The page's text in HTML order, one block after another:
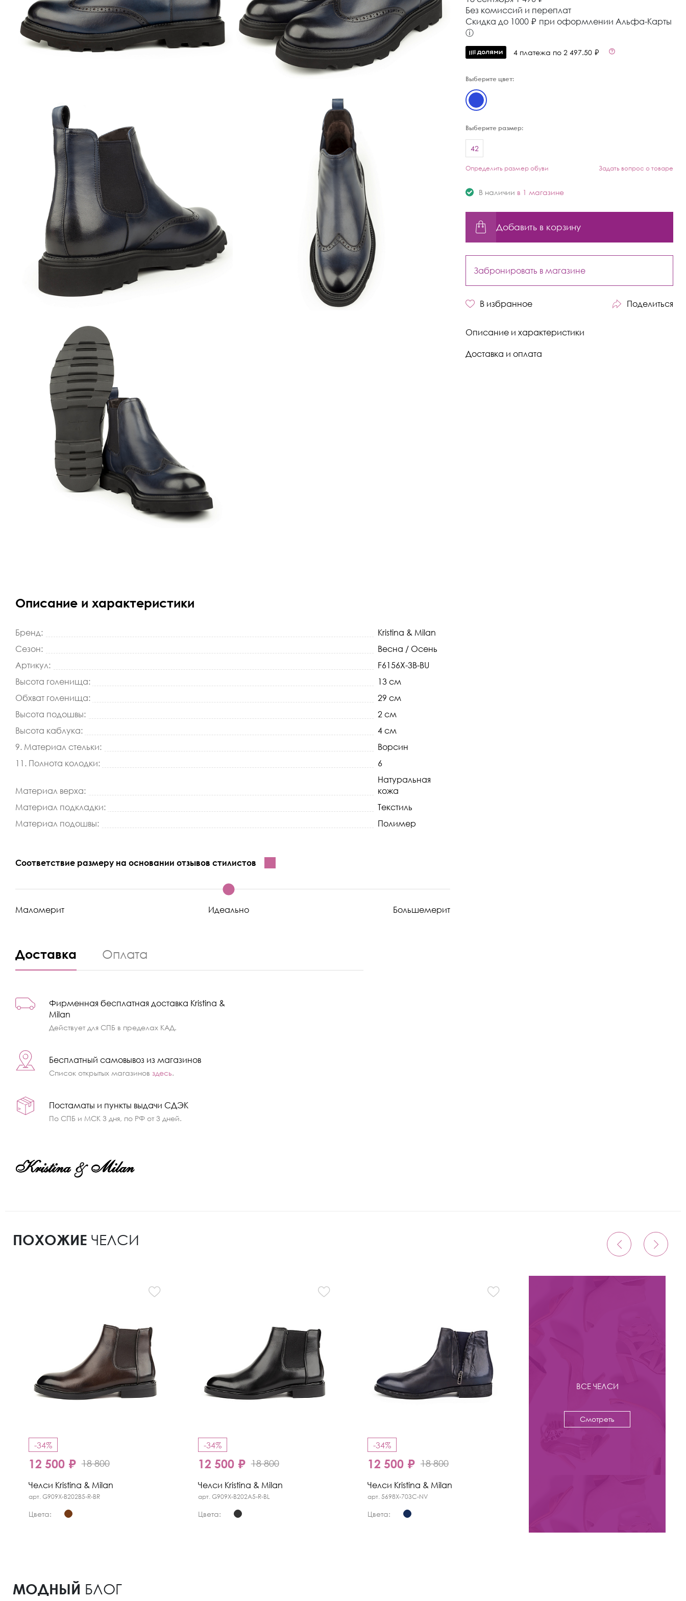
Полуботинки
Ботильоны
Кроссовки
Мюли
Полусапоги
Без комиссий и переплат
Cкидка до 1000 ₽ при оформлении Альфа-Карты
ⓘ
4 платежа по 2 497.50 ₽
Выберите цвет:
Выберите размер:
42
Определить размер обуви Задать вопрос о товаре
В наличии в 1 магазине
Добавить в корзину
Забронировать в магазине
В избранное Поделиться
Описание и характеристики
Доставка и оплата
Описание и характеристики
Бренд:
Kristina & Milan
Сезон:
Весна / Осень
Артикул:
F6156X-3B-BU
Высота голенища:
13 см
Обхват голенища:
29 см
Высота подошвы:
2 см
Высота каблука:
4 см
9. Материал стельки:
Ворсин
11. Полнота колодки:
6
Материал верха:
Натуральная
кожа
Материал подкладки:
Текстиль
Материал подошвы:
Полимер
Соответствие размеру на основании отзывов стилистов
Маломерит Идеально Большемерит
Доставка Оплата
Фирменная бесплатная доставка Kristina &
Milan
Действует для СПБ в пределах КАД.
Бесплатный самовывоз из магазинов
Список открытых магазиновздесь.
Постаматы и пункты выдачи СДЭК
По СПБ и МСК 3 дня, по РФ от 3 дней.
ПОХОЖИЕ ЧЕЛСИ
-34%
12 500 ₽ 18 800
Челси Kristina & Milan
арт. G909X-B202B5-R-BR
Цвета:
-34%
12 500 ₽ 18 800
Челси Kristina & Milan
арт. G909X-B202A5-R-BL
Цвета:
-34%
12 500 ₽ 18 800
Челси Kristina & Milan
арт. 5698X-703C-NV
Цвета:
ВСЕ ЧЕЛСИ
Смотреть
МОДНЫЙ БЛОГ